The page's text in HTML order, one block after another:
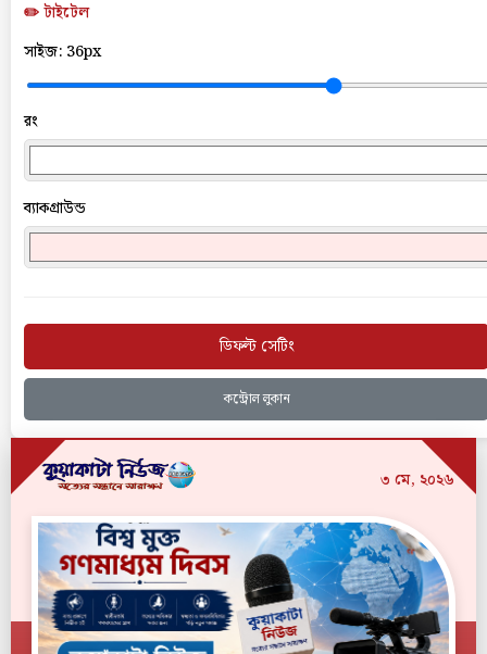
✏️ টাইটেল
সাইজ: 36px
রং
ব্যাকগ্রাউন্ড
ডিফল্ট সেটিং
কন্ট্রোল লুকান
৩ মে, ২০২৬